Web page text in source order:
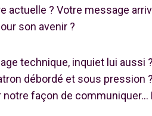
actuelle ? Votre message
son avenir ?
technique, inquiet lui aussi
débordé et sous
façon de communiquer…